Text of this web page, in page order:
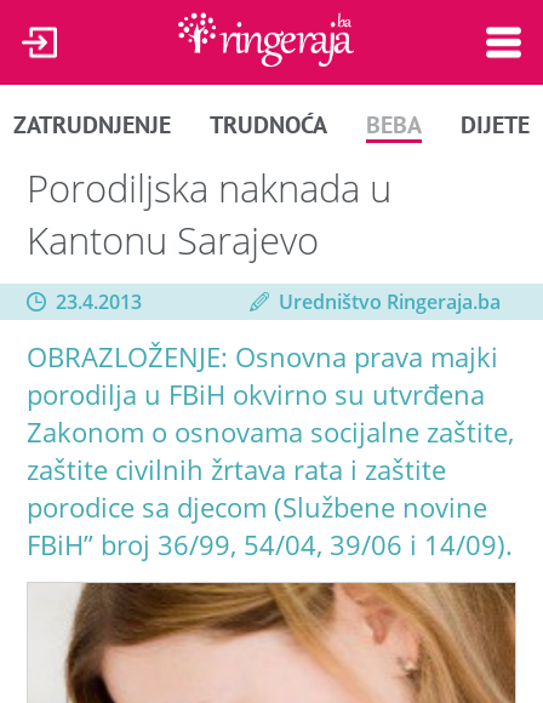
ZATRUDNJENJE TRUDNOĆA BEBA DIJETE
Porodiljska naknada u
Kantonu Sarajevo
23.4.2013 Uredništvo Ringeraja.ba
OBRAZLOŽENJE: Osnovna prava majki
porodilja u FBiH okvirno su utvrđena
Zakonom o osnovama socijalne zaštite,
zaštite civilnih žrtava rata i zaštite
porodice sa djecom (Službene novine
FBiH” broj 36/99, 54/04, 39/06 i 14/09).